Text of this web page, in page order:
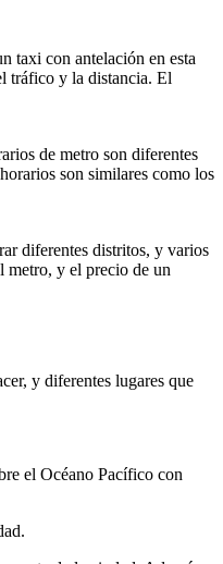
taxi con antelación en esta
tráfico y la distancia. El
de metro son diferentes
son similares como los
diferentes distritos, y varios
metro, y el precio de un
y diferentes lugares que
el Océano Pacífico con